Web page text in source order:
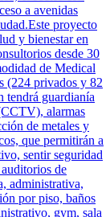
a avenidas
proyecto
y bienestar en
desde 30
de Medical
(224 privados y 82
guardianía
alarmas
de metales y
que permitirán a
sentir seguridad
de
administrativa­,
por piso, baños
gym, sala